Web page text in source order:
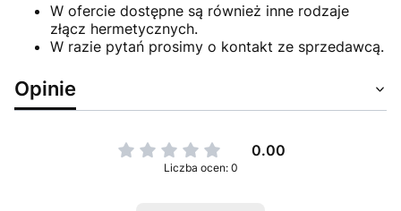
W ofercie dostępne są również inne rodzaje
złącz hermetycznych.
W razie pytań prosimy o kontakt ze sprzedawcą.
Opinie
0.00
Liczba ocen: 0